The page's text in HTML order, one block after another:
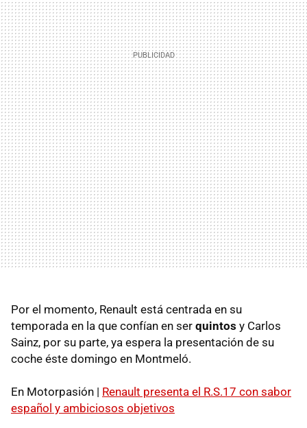
Por el momento, Renault está centrada en su
temporada en la que confían en ser quintos y Carlos
Sainz, por su parte, ya espera la presentación de su
coche éste domingo en Montmeló.
En Motorpasión | Renault presenta el R.S.17 con sabor
español y ambiciosos objetivos